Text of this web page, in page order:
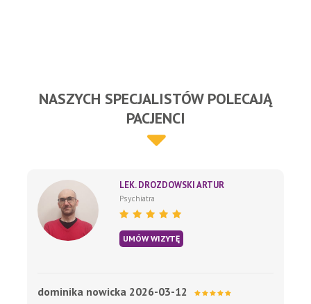
NASZYCH SPECJALISTÓW POLECAJĄ
PACJENCI
LEK. DROZDOWSKI ARTUR
Psychiatra
UMÓW WIZYTĘ
dominika nowicka 2026-03-12